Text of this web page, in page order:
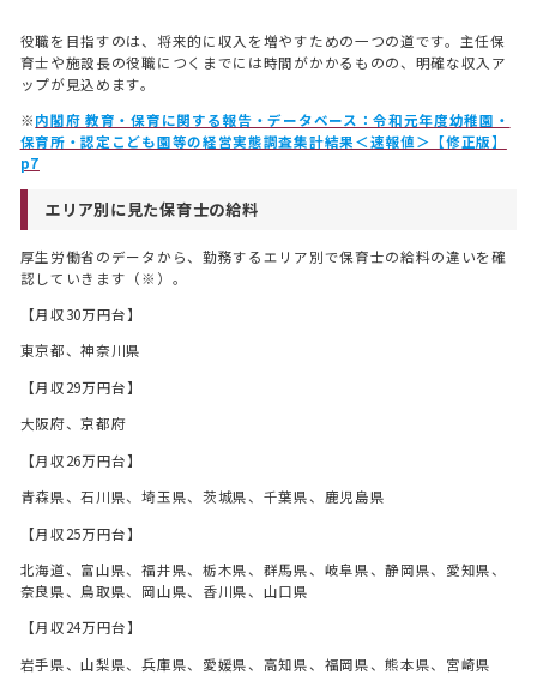
役職を目指すのは、将来的に収入を増やすための一つの道です。主任保
育士や施設長の役職につくまでには時間がかかるものの、明確な収入ア
ップが見込めます。
※内閣府 教育・保育に関する報告・データベース：令和元年度幼稚園・
保育所・認定こども園等の経営実態調査集計結果＜速報値＞【修正版】
p7
エリア別に見た保育士の給料
厚生労働省のデータから、勤務するエリア別で保育士の給料の違いを確
認していきます（※）。
【月収30万円台】
東京都、神奈川県
【月収29万円台】
大阪府、京都府
【月収26万円台】
青森県、石川県、埼玉県、茨城県、千葉県、鹿児島県
【月収25万円台】
北海道、富山県、福井県、栃木県、群馬県、岐阜県、静岡県、愛知県、
奈良県、鳥取県、岡山県、香川県、山口県
【月収24万円台】
岩手県、山梨県、兵庫県、愛媛県、高知県、福岡県、熊本県、宮崎県